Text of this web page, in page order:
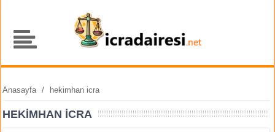
Anasayfa / hekimhan icra
HEKIMHAN ICRA